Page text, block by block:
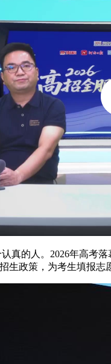
真的人。2026年高考
生政策，为考生填报志